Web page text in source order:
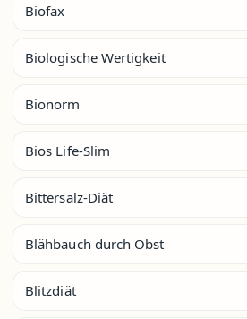
Biofax
Biologische Wertigkeit
Bionorm
Bios Life-Slim
Bittersalz-Diät
Blähbauch durch Obst
Blitzdiät